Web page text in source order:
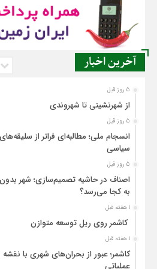
آخرین اخبار
5 روز قبل
از شهرنشینی تا شهروندی
5 روز قبل
انسجام ملی؛ مطالبه‌ای فراتر از سلیقه‌های
سیاسی
5 روز قبل
اصناف در حاشیه تصمیم‌سازی؛ شهر بدون
به کجا می‌رسد؟
1 هفته قبل
کاشمر روی ریل توسعه متوازن
1 هفته قبل
کاشمر؛ عبور از بحران‌های شهری با نقشه
عملیاتی